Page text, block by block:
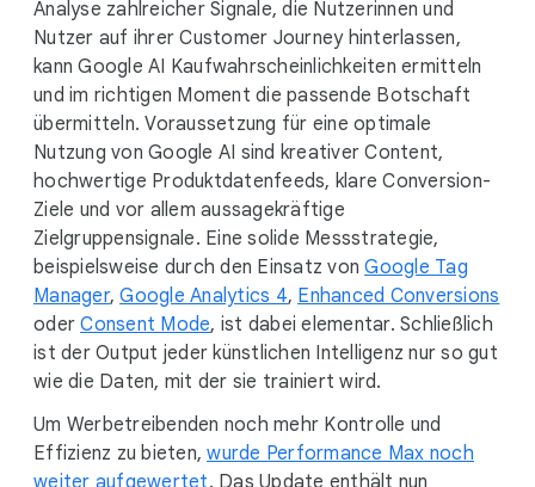
Analyse zahlreicher Signale, die Nutzerinnen und
Nutzer auf ihrer Customer Journey hinterlassen,
kann Google AI Kaufwahrscheinlichkeiten ermitteln
und im richtigen Moment die passende Botschaft
übermitteln. Voraussetzung für eine optimale
Nutzung von Google AI sind kreativer Content,
hochwertige Produktdatenfeeds, klare Conversion-
Ziele und vor allem aussagekräftige
Zielgruppensignale. Eine solide Messstrategie,
beispielsweise durch den Einsatz vonGoogle Tag
Manager,Google Analytics 4, Enhanced Conversions
oderConsent Mode, ist dabei elementar. Schließlich
ist der Output jeder künstlichen Intelligenz nur so gut
wie die Daten, mit der sie trainiert wird.
Um Werbetreibenden noch mehr Kontrolle und
Effizienz zu bieten,wurde Performance Max noch